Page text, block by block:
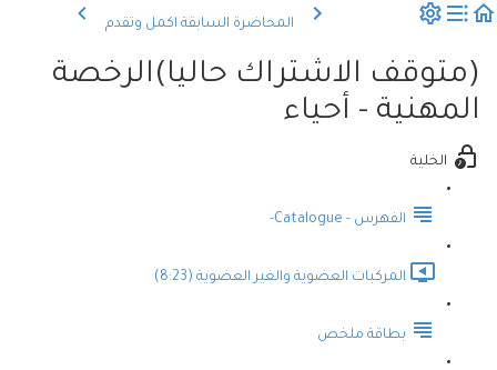
المحاضرة السابقة اكمل وتقدم
(متوقف الاشتراك حاليا)الرخصة
المهنية - أحياء
الخلية
الفهرس - Catalogue-
المركبات العضوية والغير العضوية (8:23)
بطاقة ملخص